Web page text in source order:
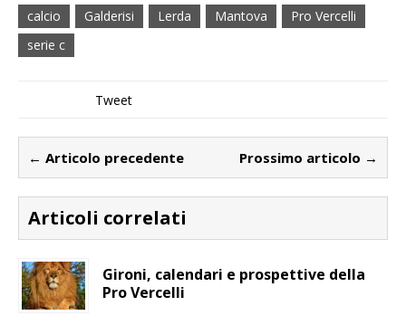
calcio Galderisi Lerda Mantova
Pro Vercelli
serie c
Tweet
← Articolo precedente Prossimo articolo →
Articoli correlati
Gironi, calendari e prospettive della
Pro Vercelli